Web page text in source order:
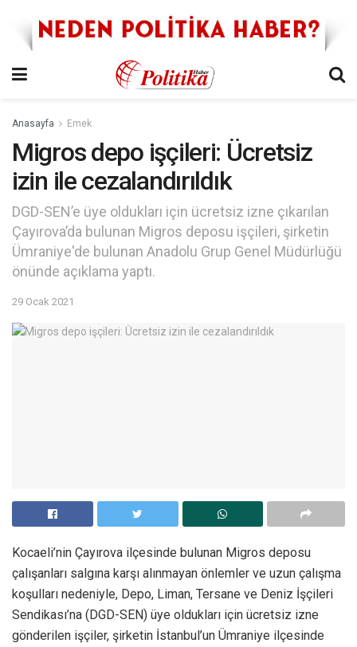
Anasayfa Emek
Migros depo işçileri: Ücretsiz
izin ile cezalandırıldık
DGD-SEN’e üye oldukları için ücretsiz izne çıkarılan
Çayırova’da bulunan Migros deposu işçileri, şirketin
Ümraniye'de bulunan Anadolu Grup Genel Müdürlüğü
önünde açıklama yaptı.
29 Ocak 2021
Kocaeli’nin Çayırova ilçesinde bulunan Migros deposu
çalışanları salgına karşı alınmayan önlemler ve uzun çalışma
koşulları nedeniyle, Depo, Liman, Tersane ve Deniz İşçileri
Sendikası’na (DGD-SEN) üye oldukları için ücretsiz izne
gönderilen işçiler, şirketin İstanbul’un Ümraniye ilçesinde